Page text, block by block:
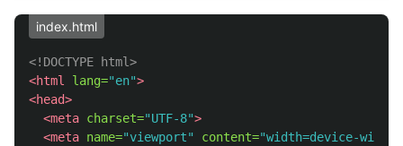
index.html
<!DOCTYPE html>
<html
lang="en">
<head>
<meta charset="UTF-8">
<meta name="viewport" content="width=device-